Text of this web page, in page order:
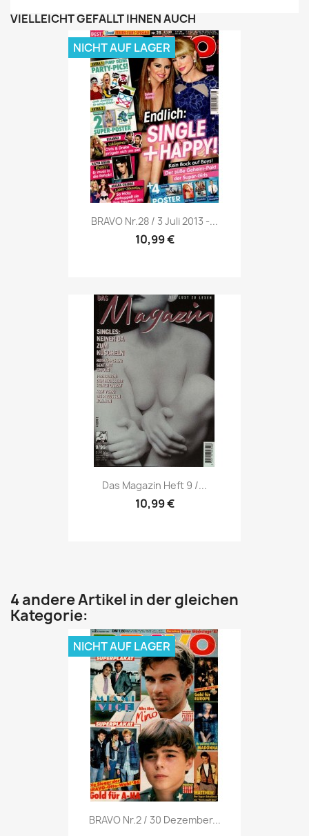
VIELLEICHT GEFÄLLT IHNEN AUCH
Vorschau
BRAVO Nr.28 / 3 Juli 2013 -...
10,99 €
NICHT AUF LAGER
Vorschau
Das Magazin Heft 9 /...
10,99 €
4 andere Artikel in der gleichen
Kategorie:
Vorschau
BRAVO Nr.2 / 30 Dezember...
NICHT AUF LAGER